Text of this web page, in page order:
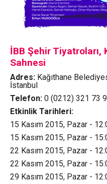
İBB Şehir Tiyatroları,
Sahnesi
Adres: Kağıthane
İstanbul
Telefon: 0 (0212) 321 73
Etkinlik Tarihleri:
15 Kasım 2015, Pazar -
15 Kasım 2015, Pazar -
22 Kasım 2015, Pazar -
22 Kasım 2015, Pazar -
29 Kasım 2015, Pazar -